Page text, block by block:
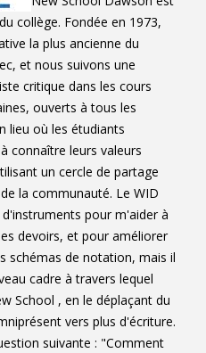
collège. Fondée en 1973,
la plus ancienne du
et nous suivons une
critique dans les cours
ouverts à tous les
lieu où les étudiants
connaître leurs valeurs
un cercle de partage
la communauté. Le WID
pour m'aider à
devoirs, et pour améliorer
schémas de notation, mais il
cadre à travers lequel
School , en le déplaçant du
vers plus d'écriture.
suivante : "Comment